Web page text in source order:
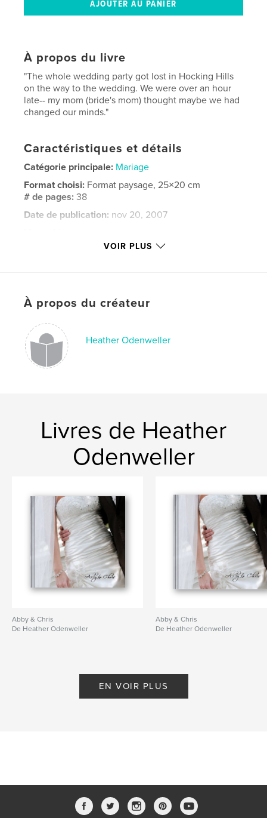
À propos du livre
"The whole wedding party got lost in Hocking Hills
on the way to the wedding. We were over an hour
late-- my mom (bride's mom) thought maybe we had
changed our minds."
Caractéristiques et détails
Catégorie principale: Mariage
Format choisi: Format paysage, 25×20 cm
# de pages:38
Date de publication: nov 20, 2007
wedding photography
, outdoor wedding , Ash Cave
photography
VOIR PLUS
À propos du créateur
Heather Odenweller
Livres de Heather
Odenweller
Abby & Chris
De Heather Odenweller
Abby & Chris
De Heather Odenweller
EN VOIR PLUS